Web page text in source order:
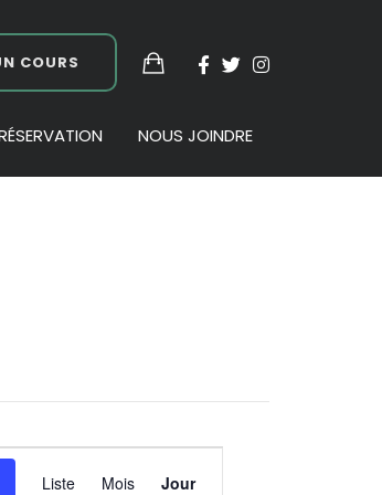
COURS
NOUS JOINDRE
Navigation
Liste Mois Jour